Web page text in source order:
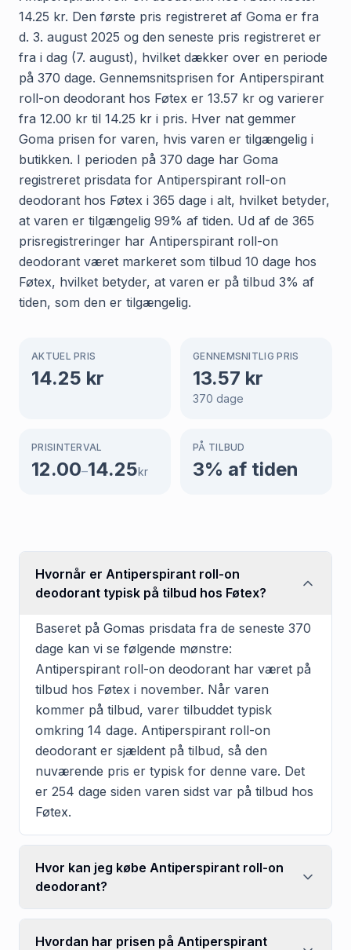
14.25 kr. Den første pris registreret af Goma er fra
d. 3. august 2025 og den seneste pris registreret er
fra i dag (7. august), hvilket dækker over en periode
på 370 dage. Gennemsnitsprisen for Antiperspirant
roll-on deodorant hos Føtex er 13.57 kr og varierer
fra 12.00 kr til 14.25 kr i pris. Hver nat gemmer
Goma prisen for varen, hvis varen er tilgængelig i
butikken. I perioden på 370 dage har Goma
registreret prisdata for Antiperspirant roll-on
deodorant hos Føtex i 365 dage i alt, hvilket betyder,
at varen er tilgængelig 99% af tiden. Ud af de 365
prisregistreringer har Antiperspirant roll-on
deodorant været markeret som tilbud 10 dage hos
Føtex, hvilket betyder, at varen er på tilbud 3% af
tiden, som den er tilgængelig.
AKTUEL PRIS
14.25 kr
GENNEMSNITLIG PRIS
13.57 kr
370 dage
PRISINTERVAL
12.00–14.25kr
PÅ TILBUD
3% af tiden
Hvornår er Antiperspirant roll-on
deodorant typisk på tilbud hos Føtex?
Baseret på Gomas prisdata fra de seneste 370
dage kan vi se følgende mønstre:
Antiperspirant roll-on deodorant har været på
tilbud hos Føtex i november. Når varen
kommer på tilbud, varer tilbuddet typisk
omkring 14 dage. Antiperspirant roll-on
deodorant er sjældent på tilbud, så den
nuværende pris er typisk for denne vare. Det
er 254 dage siden varen sidst var på tilbud hos
Føtex.
Hvor kan jeg købe Antiperspirant roll-on
deodorant?
Hvordan har prisen på Antiperspirant